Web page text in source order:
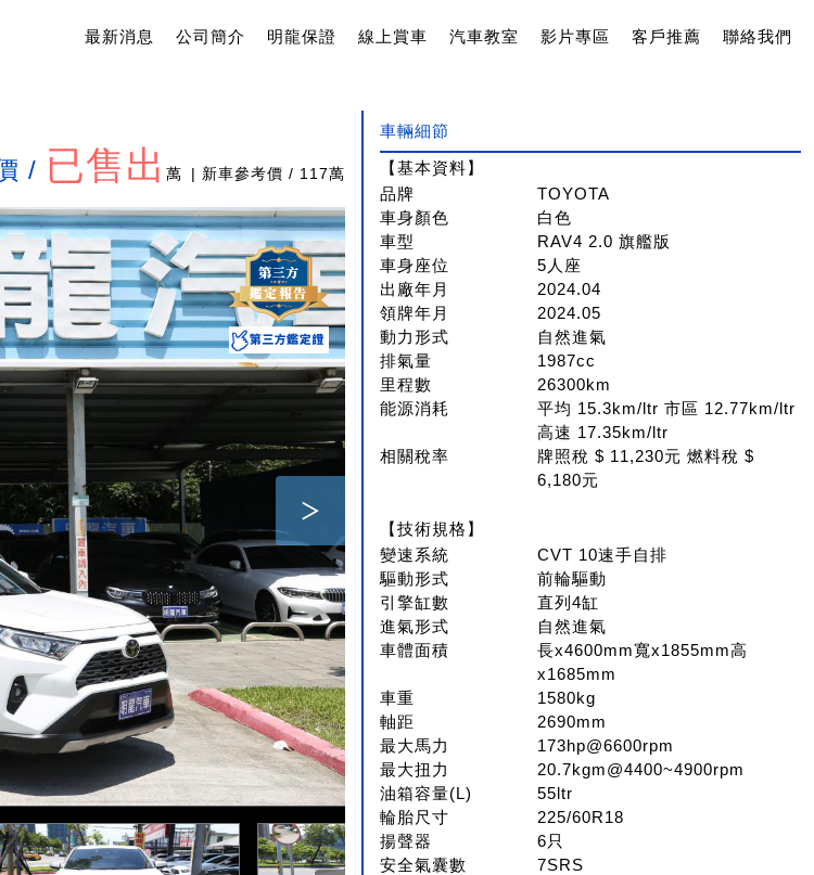
最新消息 公司簡介 明龍保證 線上賞車 汽車教室 影片專區 客戶推薦 聯絡我們
/ 已售出萬 | 新車參考價 / 117萬
車輛細節
【基本資料】
品牌
TOYOTA
車身顏色
白色
車型
RAV4 2.0 旗艦版
車身座位
5人座
出廠年月
2024.04
領牌年月
2024.05
動力形式
自然進氣
排氣量
1987cc
里程數
26300km
能源消耗
平均 15.3km/ltr 市區 12.77km/ltr
高速 17.35km/ltr
相關稅率
牌照稅 $ 11,230元 燃料稅 $
6,180元
【技術規格】
變速系統
CVT 10速手自排
驅動形式
前輪驅動
引擎缸數
直列4缸
進氣形式
自然進氣
車體面積
長x4600mm寬x1855mm高
x1685mm
車重
1580kg
軸距
2690mm
最大馬力
173hp@6600rpm
最大扭力
20.7kgm@4400~4900rpm
油箱容量(L)
55ltr
輪胎尺寸
225/60R18
揚聲器
6只
安全氣囊數
7SRS